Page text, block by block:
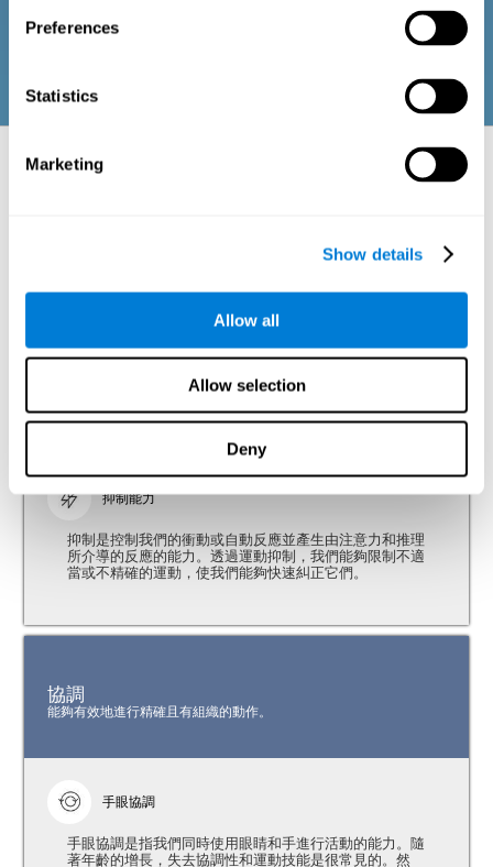
Preferences
Statistics
Marketing
Show details
Allow all
Allow selection
Deny
圍的人建立有益的關係）。代表每個領域的問題均適合該年齡
層成人和老年人的日常經驗。
待評估的神經心理學方面：領域和認知能
成的。 了解與協調相關的不同認知能力的狀態可以幫助我們了解一個
CogniFit 的協調認知評估 (CAB-CO) 密切注意以下與協調相關的能力的
能夠過濾干擾，並專注於相關資訊。
抑制能力
抑制是控制我們的衝動或自動反應並產生由注意力和推理
所介導的反應的能力。透過運動抑制，我們能夠限制不適
當或不精確的運動，使我們能夠快速糾正它們。
協調
能夠有效地進行精確且有組織的動作。
手眼協調
手眼協調是指我們同時使用眼睛和手進行活動的能力。隨
著年齡的增長，失去協調性和運動技能是很常見的。然